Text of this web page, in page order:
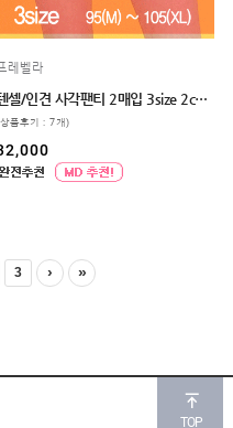
레벨라
텐셀/인견 사각팬티 2매입 3size 2color
품후기 : 7개)
3 › »
TOP